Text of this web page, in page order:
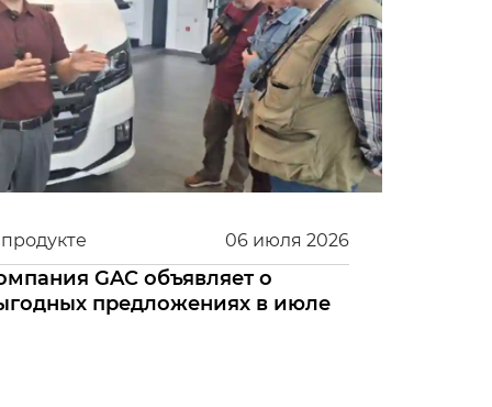
06 июля 2026
GAC объявляет о
предложениях в июле